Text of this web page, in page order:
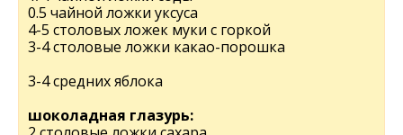
0.5 чайной ложки уксуса
4-5 столовых ложек муки с горкой
3-4 столовые ложки какао-порошка
3-4 средних яблока
шоколадная глазурь: